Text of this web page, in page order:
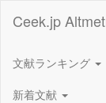
Ceek.jp
文献ランキング
新着文献